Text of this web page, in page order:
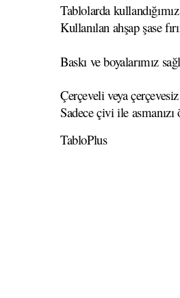
Tablolarda
Kullanılan ahşap şase
Baskı ve boyalarımız
Çerçeveli veya
Sadece çivi ile
TabloPlus